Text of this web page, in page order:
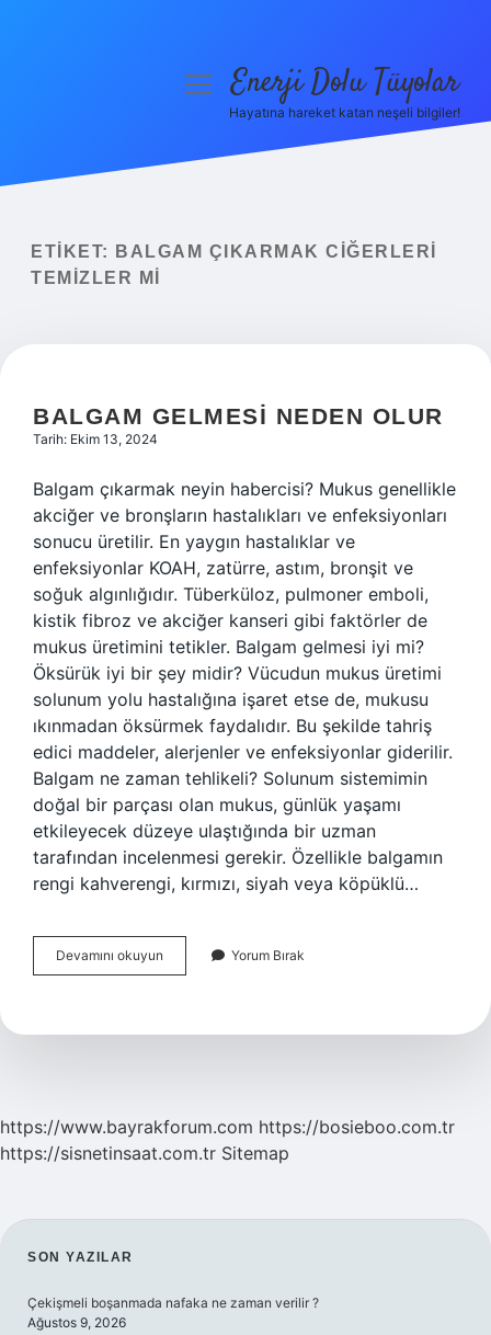
Yasal Uyarı
menüyüEnerji Dolu Tüyolar
Hayatına hareket katan neşeli bilgiler!
ETIKET:
BALGAM ÇIKARMAK CIĞERLERI
TEMIZLER MI
BALGAM GELMESI NEDEN OLUR
Tarih: Ekim 13, 2024
Balgam çıkarmak neyin habercisi? Mukus genellikle
akciğer ve bronşların hastalıkları ve enfeksiyonları
sonucu üretilir. En yaygın hastalıklar ve
enfeksiyonlar KOAH, zatürre, astım, bronşit ve
soğuk algınlığıdır. Tüberküloz, pulmoner emboli,
kistik fibroz ve akciğer kanseri gibi faktörler de
mukus üretimini tetikler. Balgam gelmesi iyi mi?
Öksürük iyi bir şey midir? Vücudun mukus üretimi
solunum yolu hastalığına işaret etse de, mukusu
ıkınmadan öksürmek faydalıdır. Bu şekilde tahriş
edici maddeler, alerjenler ve enfeksiyonlar giderilir.
Balgam ne zaman tehlikeli? Solunum sistemimin
doğal bir parçası olan mukus, günlük yaşamı
etkileyecek düzeye ulaştığında bir uzman
tarafından incelenmesi gerekir. Özellikle balgamın
rengi kahverengi, kırmızı, siyah veya köpüklü…
Devamını okuyun
Gelmesi
Yorum Bırak
https://www.bayrakforum.com https://bosieboo.com.tr
https://sisnetinsaat.com.tr Sitemap
SIDEBAR
SON YAZILAR
Çekişmeli boşanmada nafaka ne zaman verilir ?
Ağustos 9, 2026